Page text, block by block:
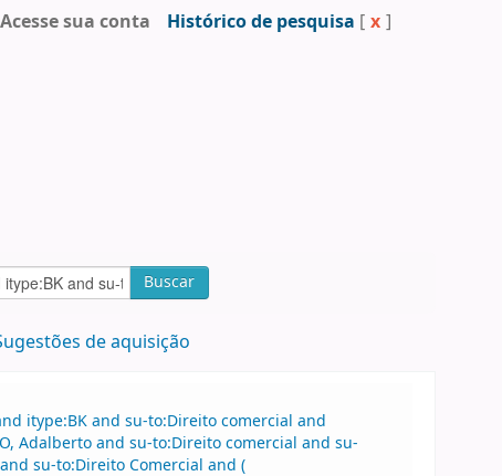
Acesse sua conta Histórico de pesquisa [ x ]
Buscar
de aquisição
itype:BK and su-to:Direito comercial and
Adalberto and su-to:Direito comercial and su-
su-to:Direito Comercial and (